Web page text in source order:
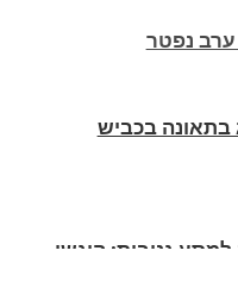
בכביש
גניבות: הוגשו